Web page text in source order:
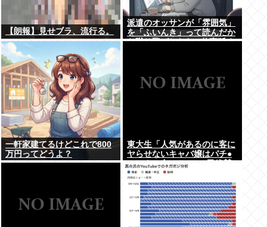
【朗報】見せブラ、流行る。
派遣のオッサンが「雰囲気」
を「ふいんき」って読んだか
ら蹴り飛ばしたわ...仕事舐め
一軒家建てるけどこれで800
万円ってどうよ？
東大生「人気があるのに客に
ヤらせないキャバ嬢はパチ●
コのクソ台」 Twitter民絶賛
の嵐www